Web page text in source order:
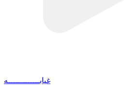
غيابـــــــــــــه